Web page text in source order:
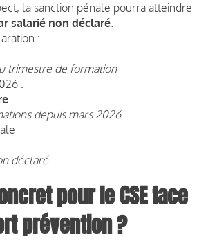
la sanction pénale pourra atteindre
salarié non déclaré
:
trimestre de formation
:
depuis mars 2026
déclaré
pour le CSE face
prévention ?